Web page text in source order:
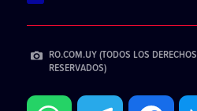
RO.COM.UY (TODOS LOS DERECHOS
RESERVADOS)